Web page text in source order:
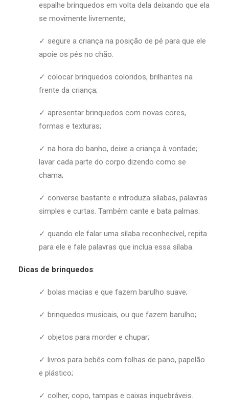
espalhe brinquedos em volta dela deixando que ela
se movimente livremente;
✓ segure a criança na posição de pé para que ele
apoie os pés no chão.
✓ colocar brinquedos coloridos, brilhantes na
frente da criança;
✓ apresentar brinquedos com novas cores,
formas e texturas;
✓ na hora do banho, deixe a criança à vontade;
lavar cada parte do corpo dizendo como se
chama;
✓ converse bastante e introduza sílabas, palavras
simples e curtas. Também cante e bata palmas.
✓ quando ele falar uma sílaba reconhecível, repita
para ele e fale palavras que inclua essa sílaba.
Dicas de brinquedos:
✓ bolas macias e que fazem barulho suave;
✓ brinquedos musicais, ou que fazem barulho;
✓ objetos para morder e chupar;
✓ livros para bebês com folhas de pano, papelão
e plástico;
✓ colher, copo, tampas e caixas inquebráveis.